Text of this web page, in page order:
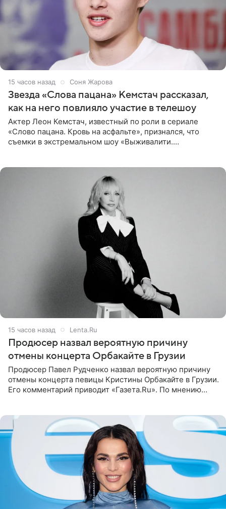
15 часов назад Соня Жарова
Звезда «Слова пацана» Кемстач рассказал,
как на него повлияло участие в телешоу
Актер Леон Кемстач, известный по роли в сериале
«Слово пацана. Кровь на асфальте», признался, что
съемки в экстремальном шоу «Выживалити.
15 часов назад Lenta.Ru
Продюсер назвал вероятную причину
отмены концерта Орбакайте в Грузии
Продюсер Павел Рудченко назвал вероятную причину
отмены концерта певицы Кристины Орбакайте в Грузии.
Его комментарий приводит «Газета.Ru». По мнению